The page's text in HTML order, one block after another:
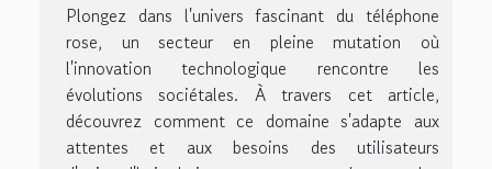
Plongez dans l'univers fascinant du téléphone
rose, un secteur en pleine mutation où
l'innovation technologique rencontre les
évolutions sociétales. À travers cet article,
découvrez comment ce domaine s'adapte aux
attentes et aux besoins des utilisateurs